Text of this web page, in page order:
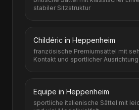
stabiler Sitzstruktur
Childéric in Heppenheim
französische Premiumsättel mit
Kontakt und sportlicher Ausrichtung
Equipe in Heppenheim
sportliche italienische Sättel mit